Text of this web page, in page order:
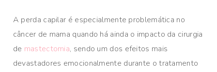
A perda capilar é especialmente problemática no
câncer de mama quando há ainda o impacto da cirurgia
de mastectomia, sendo um dos efeitos mais
devastadores emocionalmente durante o tratamento